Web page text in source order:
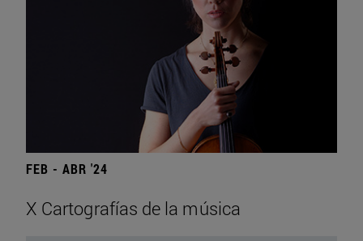
FEB - ABR '24
X Cartografías de la música